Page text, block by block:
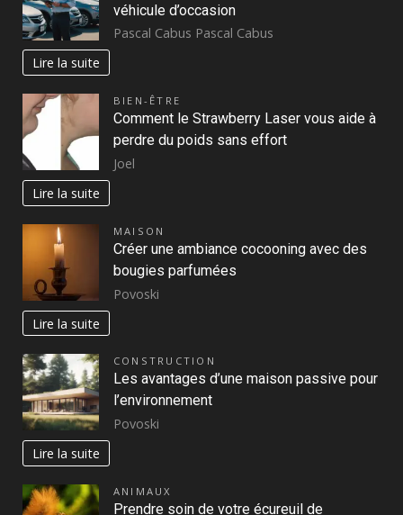
véhicule d’occasion
Pascal Cabus Pascal Cabus
Lire la suite
BIEN-ÊTRE
Comment le Strawberry Laser vous aide à
perdre du poids sans effort
Joel
Lire la suite
MAISON
Créer une ambiance cocooning avec des
bougies parfumées
Povoski
Lire la suite
CONSTRUCTION
Les avantages d’une maison passive pour
l’environnement
Povoski
Lire la suite
ANIMAUX
Prendre soin de votre écureuil de